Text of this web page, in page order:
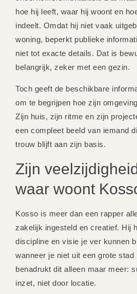
hoe hij leeft, waar hij woont en
indeelt. Omdat hij niet vaak
woning, beperkt publieke
niet tot exacte details. Dat is
belangrijk, zeker met een gezin.
Toch geeft de beschikbare
om te begrijpen hoe zijn
Zijn huis, zijn ritme en zijn
een compleet beeld van iemand
trouw blijft aan zijn basis.
Zijn
waar woont
Kosso is meer dan een rapper
zakelijk ingesteld en creatief. Hij
discipline en visie je ver kunnen
wanneer je niet uit een grote
benadrukt dit alleen maar meer:
inzet, niet door locatie.